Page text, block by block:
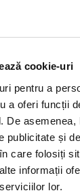
cookie-uri
pentru a
a oferi funcții
De
publicitate și
care folosiți
informații
lor.
a echipei
stiu cum sa-l
este
are
limitele
mediu de
leadership
de situatie